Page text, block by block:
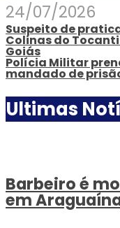
24/07/2026
Suspeito de
Colinas do
Goiás
Polícia Militar
mandado de
Ultimas
Barbeiro é
em